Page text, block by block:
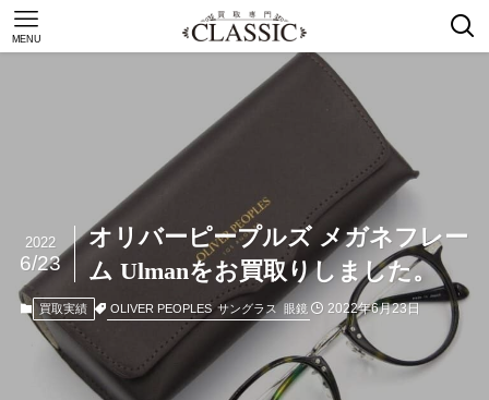
MENU
オリバーピープルズ メガネフレー
ム Ulmanをお買取りしました。
2022
6/23
買取実績 OLIVER PEOPLES サングラス 眼鏡 2022年6月23日